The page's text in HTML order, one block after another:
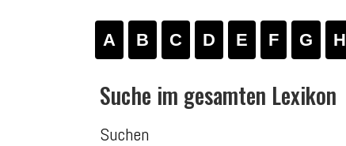
A B C D E F G H
Suche im gesamten Lexikon
Suchen